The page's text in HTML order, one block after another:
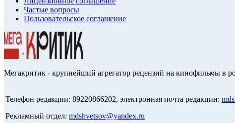
Частые вопросы
Пользовательское соглашение
Мегакритик - крупнейший агрегатор рецензий на кинофильмы в
Телефон редакции: 89220866202, электронная почта редакции:
Рекламный отдел: mdshvetsov@yandex.ru